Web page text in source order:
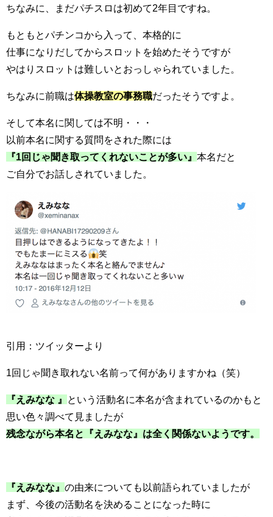
ちなみに、まだパチスロは初めて2年目ですね。
もともとパチンコから入って、本格的に
仕事になりだしてからスロットを始めたそうですが
やはりスロットは難しいとおっしゃられていました。
ちなみに前職は体操教室の事務職だったそうですよ。
そして本名に関しては不明・・・
以前本名に関する質問をされた際には
『1回じゃ聞き取ってくれないことが多い』 本名だと
ご自分でお話しされていました。
引用：ツイッターより
1回じゃ聞き取れない名前って何がありますかね（笑）
『えみなな 』
という活動名に本名が含まれているのかもと
思い色々調べて見ましたが
残念ながら本名と『えみなな』は全く関係ないようです。
『えみなな』 の由来についても以前語られていましたが
まず、今後の活動名を決めることになった時に